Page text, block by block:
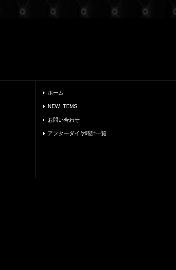
ホーム
NEW ITEMS
お問い合わせ
アフターダイヤ時計一覧